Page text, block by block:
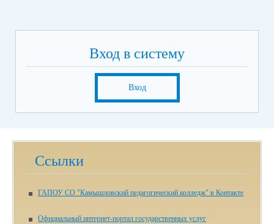
Вход в систему
Вход
Ссылки
ГАПОУ СО "Камышловский педагогический колледж" в Контакте
Официальный интернет-портал государственных услуг